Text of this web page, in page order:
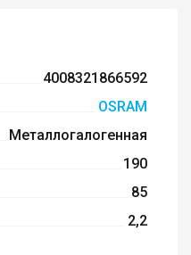
4008321866592
OSRAM
Металлогалогенная
190
85
2,2